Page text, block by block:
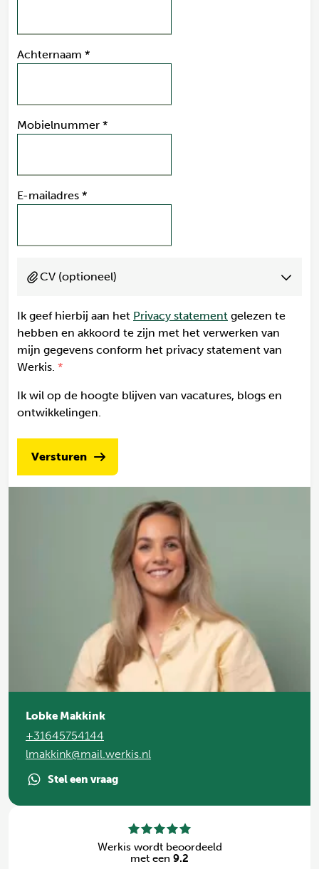
Achternaam *
Mobielnummer *
E-mailadres *
CV (optioneel)
Ik geef hierbij aan het Privacy statement gelezen te
hebben en akkoord te zijn met het verwerken van
mijn gegevens conform het privacy statement van
Werkis.
Ik wil op de hoogte blijven van vacatures, blogs en
ontwikkelingen.
Versturen
Lobke Makkink
+31645754144
lmakkink@mail.werkis.nl
Stel een vraag
Werkis wordt beoordeeld
met een 9.2